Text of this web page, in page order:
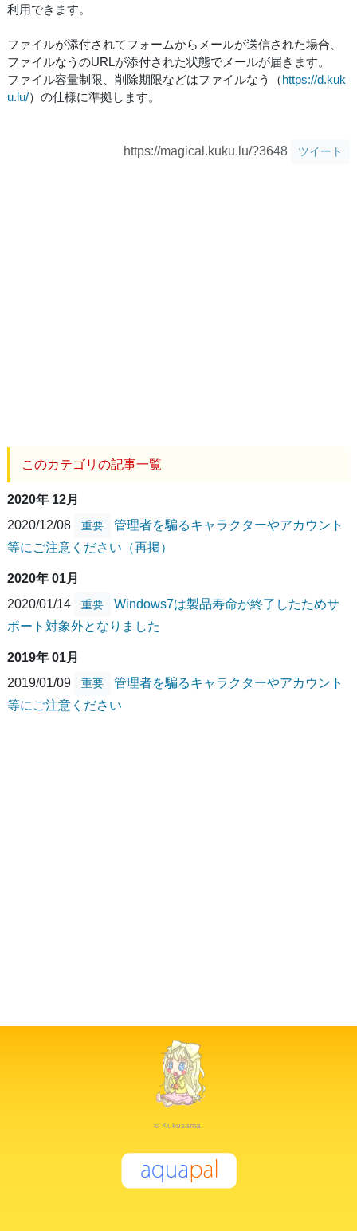
利用できます。
ファイルが添付されてフォームからメールが送信された場合、
ファイルなうのURLが添付された状態でメールが届きます。
ファイル容量制限、削除期限などはファイルなう（https://d.kuk
u.lu/）の仕様に準拠します。
https://magical.kuku.lu/?3648 ツイート
このカテゴリの記事一覧
2020年 12月
2020/12/08
重要
管理者を騙るキャラクターやアカウント
等にご注意ください（再掲）
2020年 01月
2020/01/14
重要
Windows7は製品寿命が終了したためサ
ポート対象外となりました
2019年 01月
2019/01/09
重要
管理者を騙るキャラクターやアカウント
等にご注意ください
© Kukusama.